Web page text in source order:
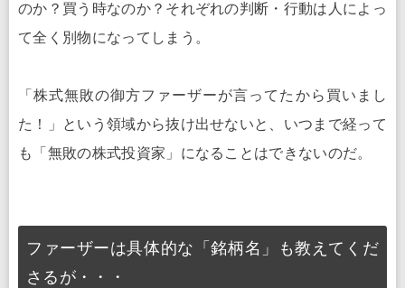
のか？買う時なのか？それぞれの判断・行動は人によっ
て全く別物になってしまう。
「株式無敗の御方ファーザーが言ってたから買いまし
た！」という領域から抜け出せないと、いつまで経って
も「無敗の株式投資家」になることはできないのだ。
ファーザーは具体的な「銘柄名」も教えてくだ
さるが・・・